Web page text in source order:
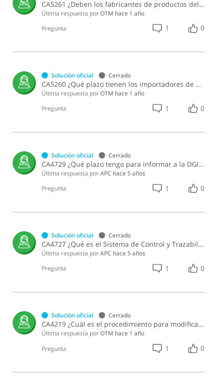
CA5261 ¿Deben los fabricantes de productos del alcohol y del tabaco adquirir la póliza de cumplimiento tributario establecida en la Norma General 02-25?
Última respuesta porOTM hace 1 año
Pregunta
1 0
Solución oficial Cerrado
CA5260 ¿Qué plazo tienen los importadores de productos terminados de alcohol para implementar facturación electrónica?
Última respuesta porOTM hace 1 año
Pregunta
1 0
Solución oficial Cerrado
CA4729 ¿Qué plazo tengo para informar a la DGII las transacciones que fueron realizadas de manera incorrecta o fraudulentas en el SIGAM después de solicitar la inactivación del acceso de un usuario?
Última respuesta porAPC hace 5 años
Pregunta
1 0
Solución oficial Cerrado
CA4727 ¿Qué es el Sistema de Control y Trazabilidad Fiscal (TRÁFICO) y cómo solicito ser incluido?
Última respuesta porAPC hace 5 años
Pregunta
1 0
Solución oficial Cerrado
CA4219 ¿Cuál es el procedimiento para modificar el precio de venta sugerido al público (PVP) para el alcohol?
Última respuesta porOTM hace 1 año
Pregunta
1 0